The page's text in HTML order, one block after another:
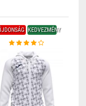
KEDVEZMÉNY